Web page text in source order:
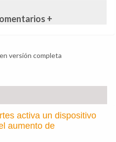
+
versión completa
activa un dispositivo
aumento de